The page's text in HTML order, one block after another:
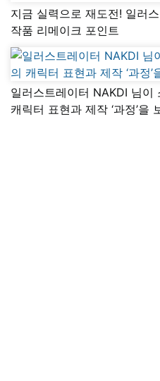
지금 실력으로 재도전! 일러
작품 리메이크 포인트
일러스트레이터 NAKDI 님이
캐릭터 표현과 제작 ‘과정’을